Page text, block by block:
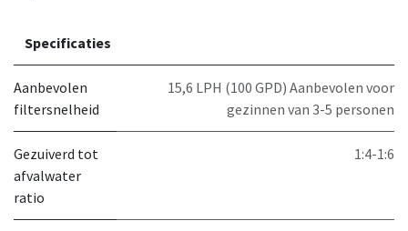
Specificaties
Aanbevolen
filtersnelheid
15,6 LPH (100 GPD) Aanbevolen voor
gezinnen van 3-5 personen
Gezuiverd tot
afvalwater
ratio
1:4-1:6